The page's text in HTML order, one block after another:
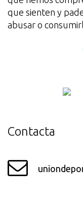
que sienten y
abusar o
Contacta